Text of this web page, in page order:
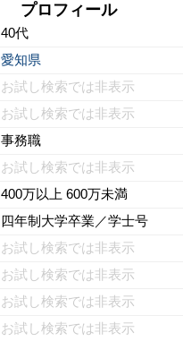
プロフィール
40代
愛知県
お試し検索では非表示
お試し検索では非表示
事務職
お試し検索では非表示
400万以上 600万未満
四年制大学卒業／学士号
お試し検索では非表示
お試し検索では非表示
お試し検索では非表示
お試し検索では非表示